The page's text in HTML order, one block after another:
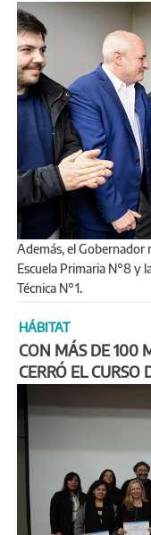
Además, el Gobernador recorrió las nuevas instalaciones de la
Escuela Primaria N°8 y
Técnica N°1.
HÁBITAT
CON MÁS DE 100
CERRÓ EL CURSO